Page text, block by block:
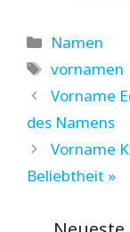
Kategorien
Namen
vornamen
Vorname
des Namens
Vorname
Beliebtheit »